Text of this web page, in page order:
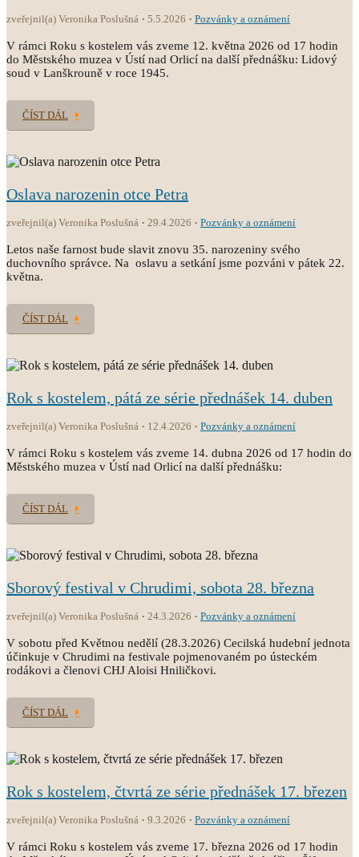
zveřejnil(a) Veronika Poslušná 5.5.2026 Pozvánky a oznámení
V rámci Roku s kostelem vás zveme 12. května 2026 od 17 hodin
do Městského muzea v Ústí nad Orlicí na další přednášku: Lidový
soud v Lanškrouně v roce 1945.
ČÍST DÁL
Oslava narozenin otce Petra
zveřejnil(a) Veronika Poslušná 29.4.2026 Pozvánky a oznámení
Letos naše farnost bude slavit znovu 35. narozeniny svého
duchovního správce. Na oslavu a setkání jsme pozváni v pátek 22.
května.
ČÍST DÁL
Rok s kostelem, pátá ze série přednášek 14. duben
zveřejnil(a) Veronika Poslušná 12.4.2026 Pozvánky a oznámení
V rámci Roku s kostelem vás zveme 14. dubna 2026 od 17 hodin do
Městského muzea v Ústí nad Orlicí na další přednášku:
ČÍST DÁL
Sborový festival v Chrudimi, sobota 28. března
zveřejnil(a) Veronika Poslušná 24.3.2026 Pozvánky a oznámení
V sobotu před Květnou nedělí (28.3.2026) Cecilská hudební jednota
účinkuje v Chrudimi na festivale pojmenovaném po ústeckém
rodákovi a členovi CHJ Aloisi Hniličkovi.
ČÍST DÁL
Rok s kostelem, čtvrtá ze série přednášek 17. březen
zveřejnil(a) Veronika Poslušná 9.3.2026 Pozvánky a oznámení
V rámci Roku s kostelem vás zveme 17. března 2026 od 17 hodin